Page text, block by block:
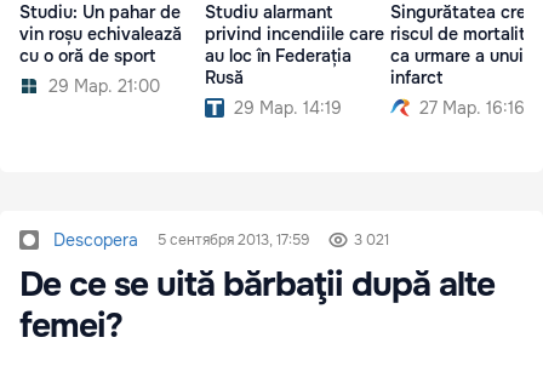
Studiu: Un pahar de
vin roșu echivalează
cu o oră de sport
29 Мар. 21:00
Studiu alarmant
privind incendiile care
au loc în Federația
Rusă
29 Мар. 14:19
Singurătatea
riscul de
ca urmare a unui
infarct
27 Мар. 16:16
Descopera 5 сентября 2013, 17:59 3 021
De ce se uită bărbaţii după alte
femei?